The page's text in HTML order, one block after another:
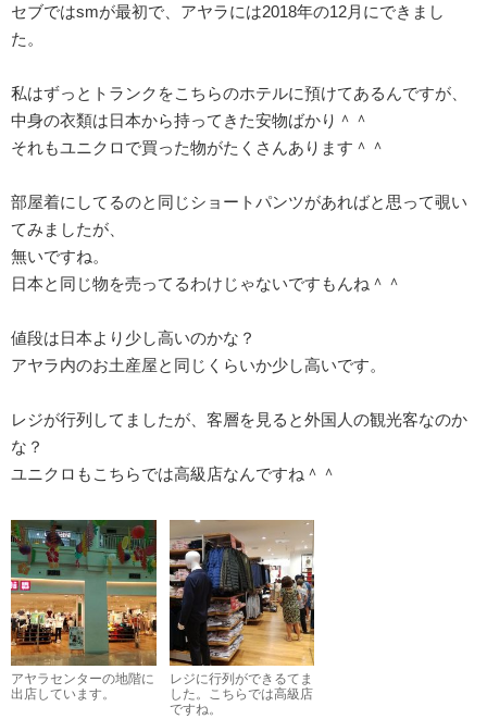
セブではsmが最初で、アヤラには2018年の12月にできまし
た。
私はずっとトランクをこちらのホテルに預けてあるんですが、
中身の衣類は日本から持ってきた安物ばかり＾＾
それもユニクロで買った物がたくさんあります＾＾
部屋着にしてるのと同じショートパンツがあればと思って覗い
てみましたが、
無いですね。
日本と同じ物を売ってるわけじゃないですもんね＾＾
値段は日本より少し高いのかな？
アヤラ内のお土産屋と同じくらいか少し高いです。
レジが行列してましたが、客層を見ると外国人の観光客なのか
な？
ユニクロもこちらでは高級店なんですね＾＾
アヤラセンターの地階に
出店しています。
レジに行列ができるてま
した。こちらでは高級店
ですね。